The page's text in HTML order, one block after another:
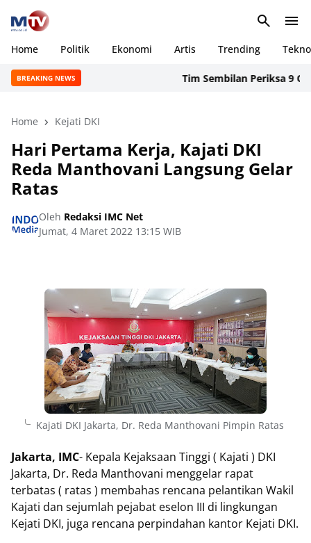
Home Politik Ekonomi Artis Trending Tekno
BREAKING NEWS Tim Sembilan Periksa 9
Home Kejati DKI
Hari Pertama Kerja, Kajati DKI
Reda Manthovani Langsung Gelar
Ratas
Oleh Redaksi IMC Net
Jumat, 4 Maret 2022 13:15 WIB
Kajati DKI Jakarta, Dr. Reda Manthovani Pimpin Ratas
Jakarta, IMC- Kepala Kejaksaan Tinggi ( Kajati ) DKI
Jakarta, Dr. Reda Manthovani menggelar rapat
terbatas ( ratas ) membahas rencana pelantikan Wakil
Kajati dan sejumlah pejabat eselon III di lingkungan
Kejati DKI, juga rencana perpindahan kantor Kejati DKI.